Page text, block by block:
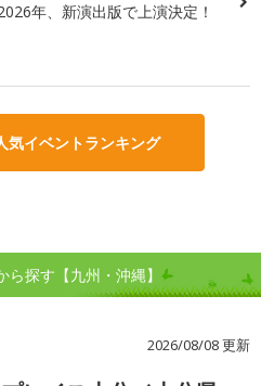
年、新演出版で上演決定！
気イベントランキング
探す【九州・沖縄】
2026/08/08 更新